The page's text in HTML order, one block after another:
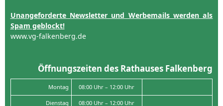
Unangeforderte Newsletter und Werbemails werden als
Spam geblockt!
www.vg-falkenberg.de
Öffnungszeiten des Rathauses Falkenberg
Montag 08:00 Uhr – 12:00 Uhr
Dienstag 08:00 Uhr – 12:00 Uhr